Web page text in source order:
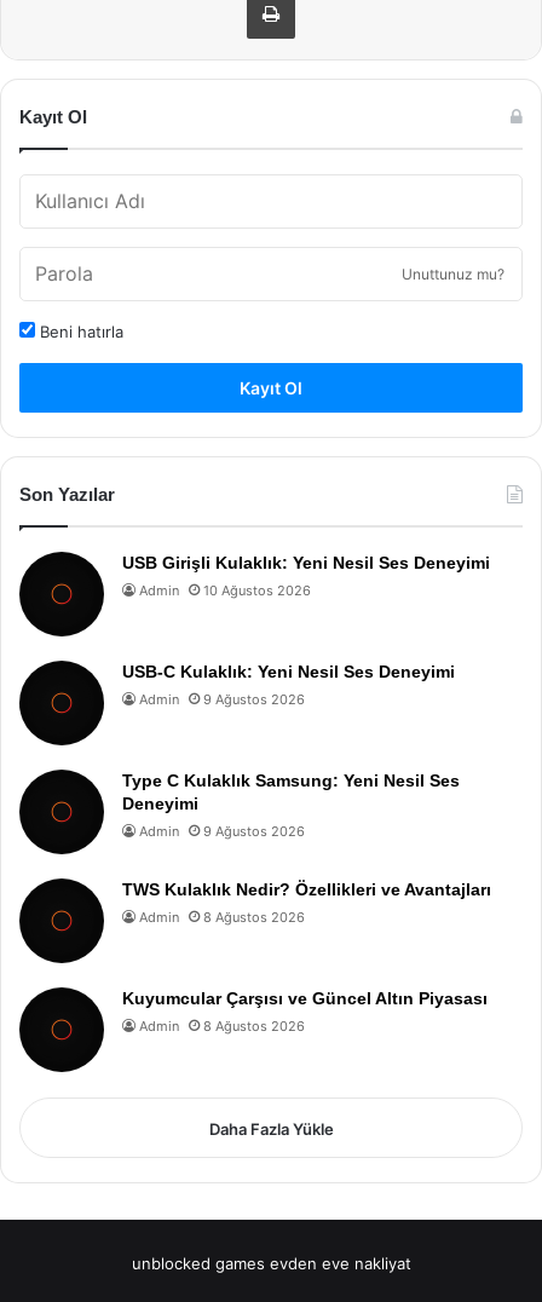
Kayıt Ol
Unuttunuz mu?
Beni hatırla
Kayıt Ol
Son Yazılar
USB Girişli Kulaklık: Yeni Nesil Ses Deneyimi
Admin 10 Ağustos 2026
USB-C Kulaklık: Yeni Nesil Ses Deneyimi
Admin 9 Ağustos 2026
Type C Kulaklık Samsung: Yeni Nesil Ses
Deneyimi
Admin 9 Ağustos 2026
TWS Kulaklık Nedir? Özellikleri ve Avantajları
Admin 8 Ağustos 2026
Kuyumcular Çarşısı ve Güncel Altın Piyasası
Admin 8 Ağustos 2026
Daha Fazla Yükle
unblocked games evden eve nakliyat